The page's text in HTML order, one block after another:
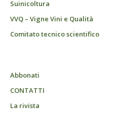
Suinicoltura
VVQ – Vigne Vini e Qualità
Comitato tecnico scientifico
Abbonati
CONTATTI
La rivista